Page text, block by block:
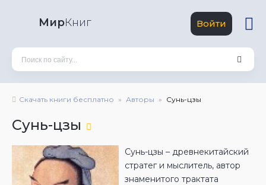
МирКниг Войти
Скачать книги бесплатно Авторы Сунь-цзы
Сунь-цзы
Сунь-цзы – древнекитайский
стратег и мыслитель, автор
знаменитого трактата